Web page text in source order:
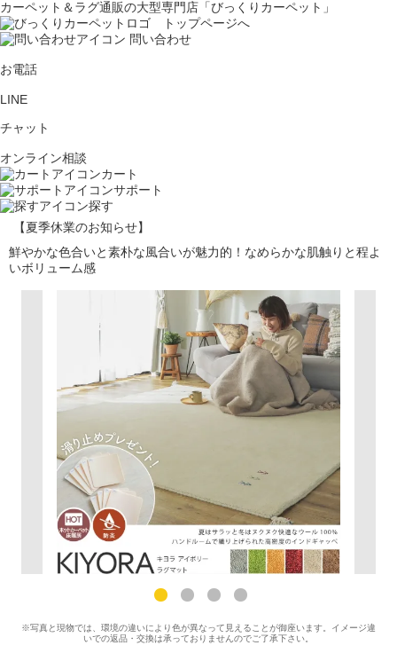
カーペット＆ラグ通販の大型専門店「びっくりカーペット」
問い合わせ
お電話
LINE
チャット
オンライン相談
カート
サポート
探す
【夏季休業のお知らせ】
鮮やかな色合いと素朴な風合いが魅力的！なめらかな肌触りと程よ
いボリューム感
※写真と現物では、環境の違いにより色が異なって見えることが御座います。イメージ違
いでの返品・交換は承っておりませんのでご了承下さい。